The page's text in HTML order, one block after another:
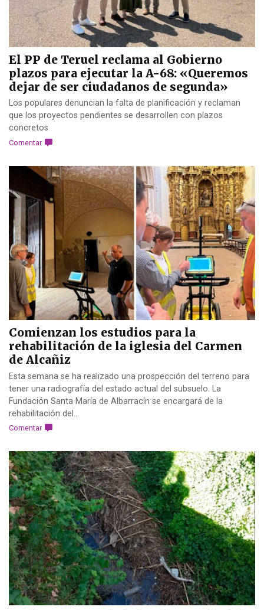
El PP de Teruel reclama al Gobierno
plazos para ejecutar la A-68: «Queremos
dejar de ser ciudadanos de segunda»
Los populares denuncian la falta de planificación y reclaman
que los proyectos pendientes se desarrollen con plazos
concretos
Comentar
Comienzan los estudios para la
rehabilitación de la iglesia del Carmen
de Alcañiz
Esta semana se ha realizado una prospección del terreno para
tener una radiografía del estado actual del subsuelo. La
Fundación Santa María de Albarracín se encargará de la
rehabilitación del...
Comentar